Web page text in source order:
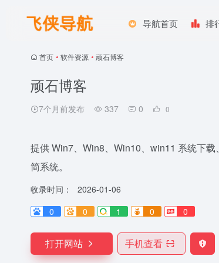
导航首页 排
首页 • 软件资源 • 顽石博客
顽石博客
7个月前发布 337 0 0
提供 Win7、Win8、Win10、win11 系统下
简系统。
收录时间：
2026-01-06
0
0 1 0 0
打开网站 手机查看